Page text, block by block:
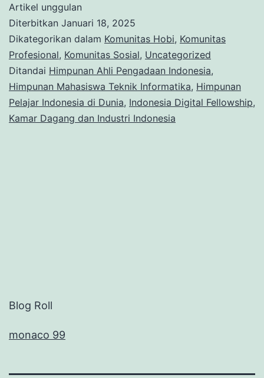
Artikel unggulan
Diterbitkan Januari 18, 2025
Dikategorikan dalam Komunitas Hobi, Komunitas
Profesional, Komunitas Sosial, Uncategorized
Ditandai Himpunan Ahli Pengadaan Indonesia,
Himpunan Mahasiswa Teknik Informatika, Himpunan
Pelajar Indonesia di Dunia, Indonesia Digital Fellowship,
Kamar Dagang dan Industri Indonesia
Blog Roll
monaco 99